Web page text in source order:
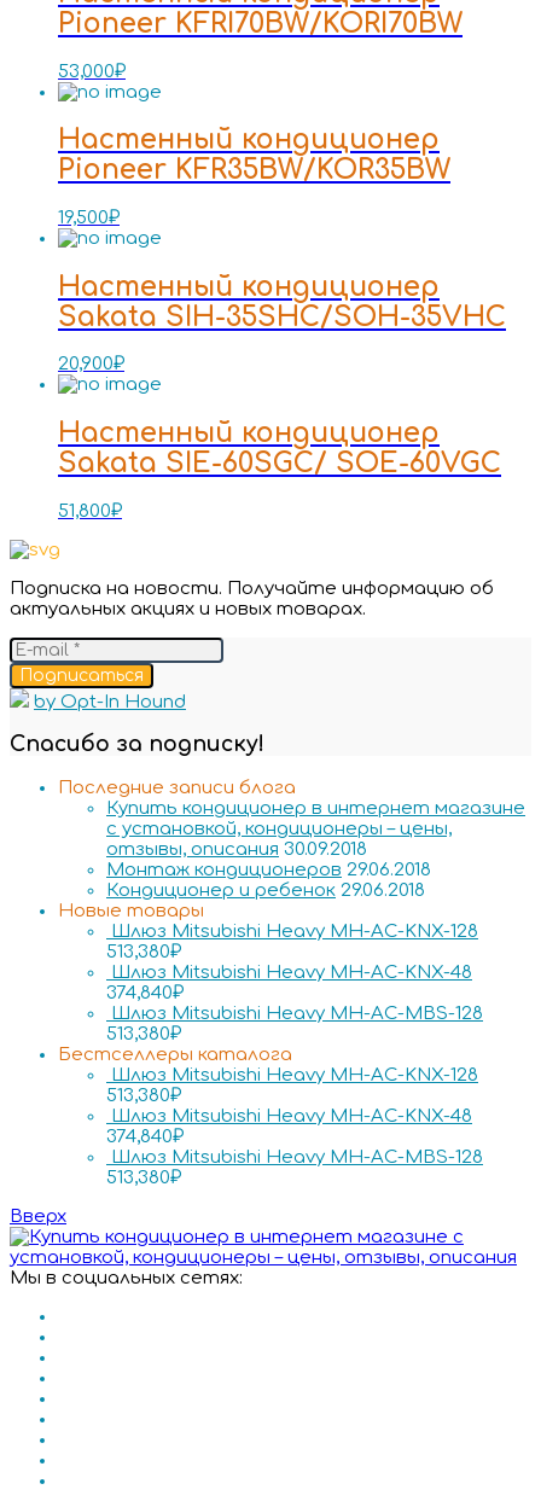
Pioneer KFRI70BW/KORI70BW
53,000₽
Настенный кондиционер
Pioneer KFR35BW/KOR35BW
19,500₽
Настенный кондиционер
Sakata SIH-35SHC/SOH-35VHC
20,900₽
Настенный кондиционер
Sakata SIE-60SGC/ SOE-60VGC
51,800₽
Подписка на новости. Получайте информацию об
актуальных акциях и новых товарах.
Подписаться
by Opt-In Hound
Спасибо за подписку!
Последние записи блога
Купить кондиционер в интернет магазине
с установкой, кондиционеры – цены,
отзывы, описания 30.09.2018
Монтаж кондиционеров 29.06.2018
Кондиционер и ребенок 29.06.2018
Новые товары
Шлюз Mitsubishi Heavy MH-AC-KNX-128
513,380₽
Шлюз Mitsubishi Heavy MH-AC-KNX-48
374,840₽
Шлюз Mitsubishi Heavy MH-AC-MBS-128
513,380₽
Бестселлеры каталога
Шлюз Mitsubishi Heavy MH-AC-KNX-128
513,380₽
Шлюз Mitsubishi Heavy MH-AC-KNX-48
374,840₽
Шлюз Mitsubishi Heavy MH-AC-MBS-128
513,380₽
Вверх
Мы в социальных сетях: